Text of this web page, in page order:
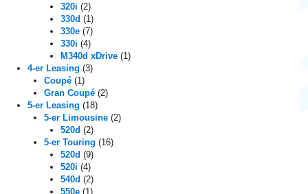
a
i
320i (2)
330d (1)
330e (7)
330i (4)
M340d xDrive (1)
4-er Leasing (3)
Coupé (1)
Gran Coupé (2)
5-er Leasing (18)
5-er Limousine (2)
520d (2)
5-er Touring (16)
520d (9)
520i (4)
540d (2)
550e (1)